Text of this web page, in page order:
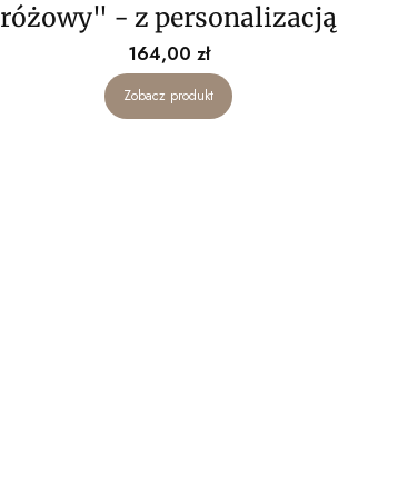
różowy" - z personalizacją
Cena
164,00 zł
Zobacz produkt